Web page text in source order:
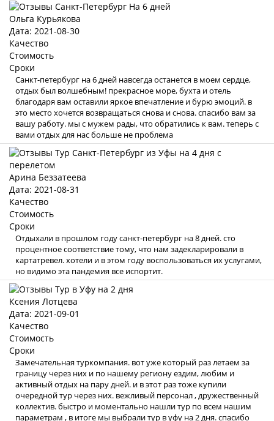
Ольга Курьякова
Дата: 2021-08-30
Качество
Стоимость
Сроки
Санкт-петербург на 6 дней навсегда останется в моем сердце,
отдых был волшебным! прекрасное море, бухта и отель
благодаря вам оставили яркое впечатление и бурю эмоций. в
это место хочется возвращаться снова и снова. спасибо вам за
вашу работу. мы с мужем рады, что обратились к вам. теперь с
вами отдых для нас больше не проблема
Арина Беззатеева
Дата: 2021-08-31
Качество
Стоимость
Сроки
Отдыхали в прошлом году санкт-петербург на 8 дней. сто
процентное соответствие тому, что нам задекларировали в
картатревел. хотели и в этом году воспользоваться их услугами,
но видимо эта пандемия все испортит.
Ксения Лотцева
Дата: 2021-09-01
Качество
Стоимость
Сроки
Замечательная туркомпания. вот уже который раз летаем за
границу через них и по нашему региону ездим, любим и
активный отдых на пару дней. и в этот раз тоже купили
очередной тур через них. вежливый персонал , дружественный
коллектив. быстро и моментально нашли тур по всем нашим
параметрам , в итоге мы выбрали тур в уфу на 2 дня. спасибо